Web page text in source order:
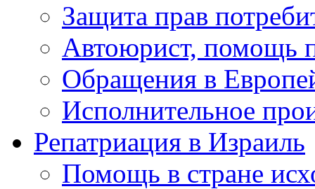
Защита прав
Автоюрист, помощь
Обращения в
Исполнительное
Репатриация в Израиль
Помощь в стране